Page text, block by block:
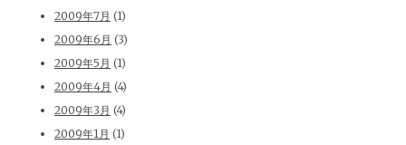
2009年7月 (1)
2009年6月 (3)
2009年5月 (1)
2009年4月 (4)
2009年3月 (4)
2009年1月 (1)